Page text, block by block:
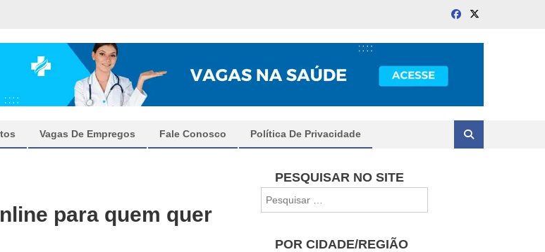
Vagas De Empregos Fale Conosco Política De Privacidade
para quem quer
PESQUISAR NO SITE
por:
POR CIDADE/REGIÃO